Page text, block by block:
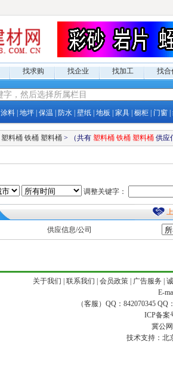
找求购 找企业 找加工 找合
涂料 地坪 保温 防水 壁纸 地板 家具 橱柜 门窗
塑料桶 铁桶 塑料桶 > （共有 塑料桶 铁桶 塑料桶 供应
调整关键字：
供应信息/公司
关于我们 联系我们 会员政策| 广告服务
E-
（客服）QQ：842070345 QQ
ICP备案
冀公
技术支持： 北